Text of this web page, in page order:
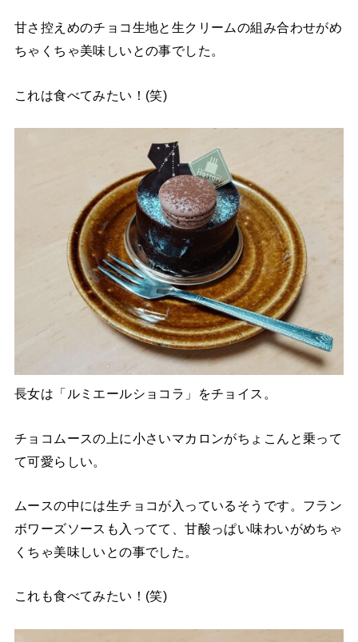
甘さ控えめのチョコ生地と生クリームの組み合わせがめ
ちゃくちゃ美味しいとの事でした。
これは食べてみたい！(笑)
長女は「ルミエールショコラ」をチョイス。
チョコムースの上に小さいマカロンがちょこんと乗って
て可愛らしい。
ムースの中には生チョコが入っているそうです。フラン
ボワーズソースも入ってて、甘酸っぱい味わいがめちゃ
くちゃ美味しいとの事でした。
これも食べてみたい！(笑)